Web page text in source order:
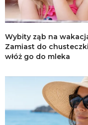
Wybity ząb na
Zamiast do
włóż go do mleka